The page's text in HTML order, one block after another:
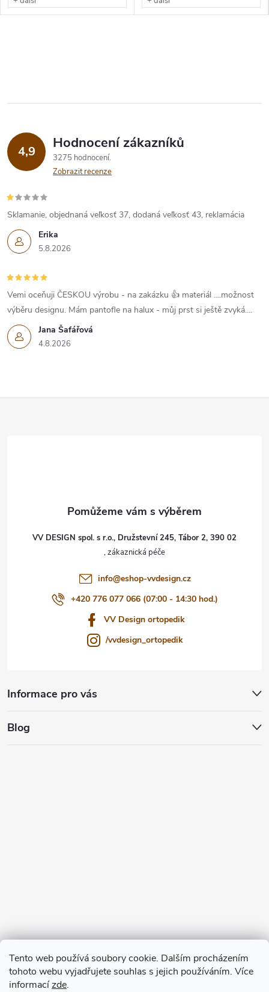
Tento web používá soubory cookie. Dalším procházením
tohoto webu vyjadřujete souhlas s jejich používáním. Více
informacízde.
4,9 Hodnocení zákazníků
3275 hodnocení
Zobrazit recenze
Erika
5.8.2026
Sklamanie, objednaná veľkosť 37, dodaná veľkosť 43, reklamácia
Jana Šafářová
4.8.2026
Vemi oceňuji ČESKOU výrobu - na zakázku 👍 materiál ....možnost
výběru designu. Mám pantofle na halux - můj prst si ještě zvyká....
VV DESIGN spol. s r.o., Družstevní 245, Tábor 2, 390 02
info@eshop-vvdesign.cz
+420 776 077 066 (07:00 - 14:30 hod.)
VV Design ortopedik
/vvdesign_ortopedik
Informace pro vás
Blog